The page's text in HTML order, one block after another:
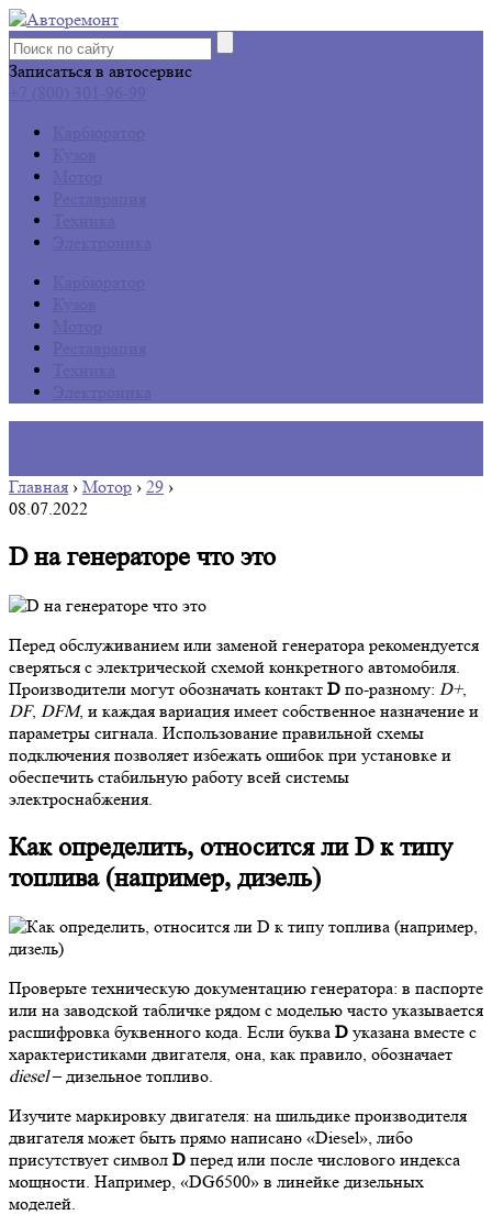
Записаться в автосервис
Главная › Мотор › 29 ›
08.07.2022
D на генераторе что это
Перед обслуживанием или заменой генератора рекомендуется
сверяться с электрической схемой конкретного автомобиля.
Производители могут обозначать контакт D по-разному: D+,
DF, DFM, и каждая вариация имеет собственное назначение и
параметры сигнала. Использование правильной схемы
подключения позволяет избежать ошибок при установке и
обеспечить стабильную работу всей системы
электроснабжения.
Как определить, относится ли D к типу
топлива (например, дизель)
Проверьте техническую документацию генератора: в паспорте
или на заводской табличке рядом с моделью часто указывается
расшифровка буквенного кода. Если буква D указана вместе с
характеристиками двигателя, она, как правило, обозначает
diesel– дизельное топливо.
Изучите маркировку двигателя: на шильдике производителя
двигателя может быть прямо написано «Diesel», либо
присутствует символ D перед или после числового индекса
мощности. Например, «DG6500» в линейке дизельных
моделей.